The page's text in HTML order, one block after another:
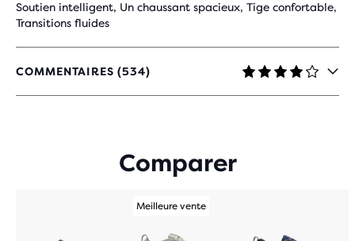
Soutien intelligent, Un chaussant spacieux, Tige confortable,
Transitions fluides
COMMENTAIRES (534)
4,2
SUR
Comparer
Meilleure vente